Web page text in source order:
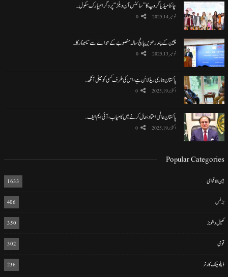
چائنا میڈیا گروپ کا ”سائنس آن ویلز“ پروگرام پارک سکول…
نومبر 14, 2025 0
چین کے پندرھویں پانچ سالہ منصوبے کے حوالے سے سیمینار کا…
نومبر 13, 2025 0
پاکستان ہماری ریڈ لائن ہے، اس کی طرف کسی کو میلی آنکھ…
اکتوبر 19, 2025 0
پاکستان عالمی اعتماد بحال کرنے میں کامیاب، آئی ایم ایف…
اکتوبر 19, 2025 0
Popular Categories
بین الاقوامی 1633
بزنس 406
کھیل و شوبز 350
قومی 302
ڈپلومیٹک کارنر 236